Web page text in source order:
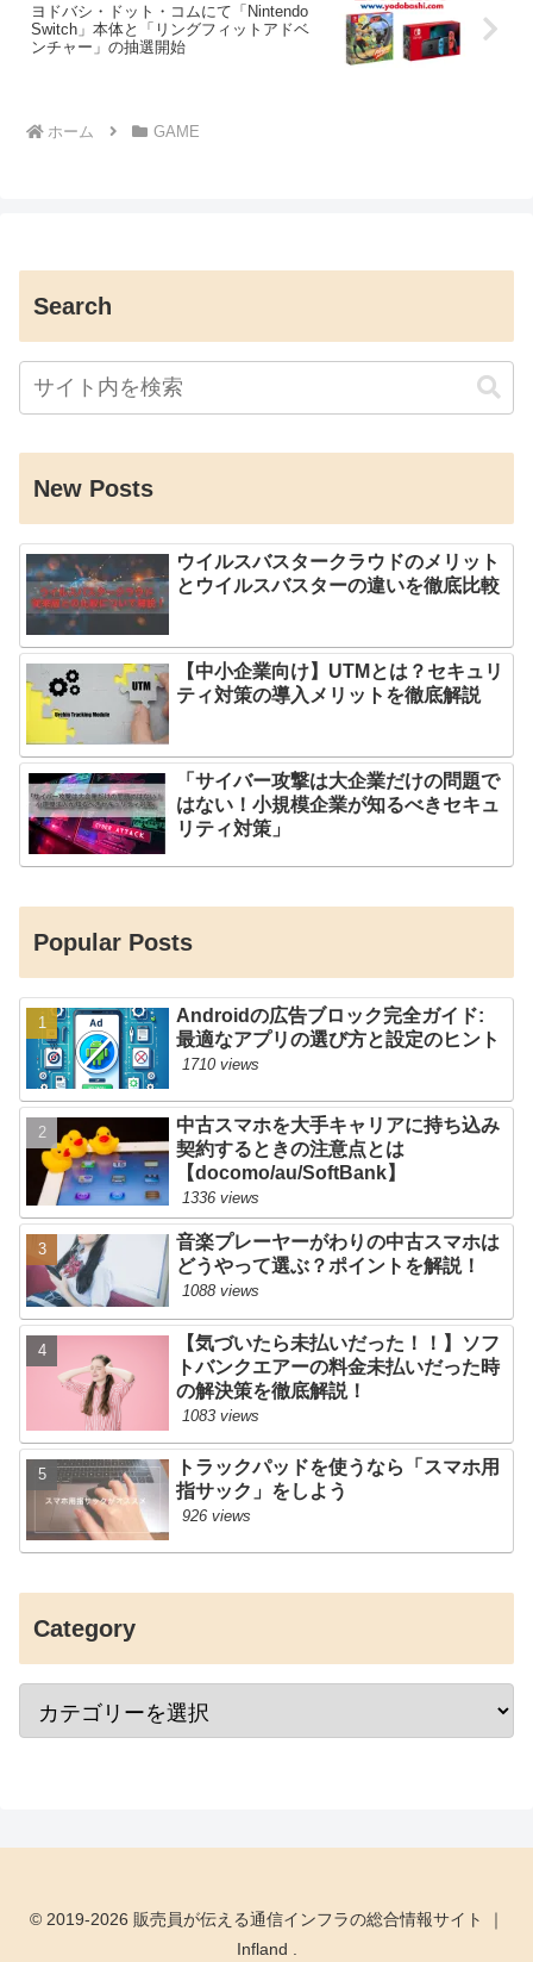
ヨドバシ・ドット・コムにて「Nintendo
Switch」本体と「リングフィットアドベ
ンチャー」の抽選開始
ホーム GAME
Search
New Posts
ウイルスバスタークラウドのメリット
とウイルスバスターの違いを徹底比較
【中小企業向け】UTMとは？セキュリ
ティ対策の導入メリットを徹底解説
「サイバー攻撃は大企業だけの問題で
はない！小規模企業が知るべきセキュ
リティ対策」
Popular Posts
Androidの広告ブロック完全ガイド:
最適なアプリの選び方と設定のヒント
1710 views
中古スマホを大手キャリアに持ち込み
契約するときの注意点とは
【docomo/au/SoftBank】
1336 views
音楽プレーヤーがわりの中古スマホは
どうやって選ぶ？ポイントを解説！
1088 views
【気づいたら未払いだった！！】ソフ
トバンクエアーの料金未払いだった時
の解決策を徹底解説！
1083 views
トラックパッドを使うなら「スマホ用
指サック」をしよう
926 views
Category
© 2019-2026 販売員が伝える通信インフラの総合情報サイト ｜
Infland .